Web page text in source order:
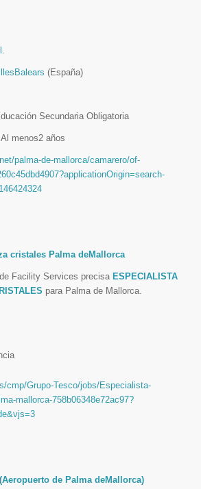
IllesBalears (España)
Secundaria Obligatoria
menos2 años
palma-de-mallorca/camarero/of-
cristales Palma deMallorca
Facility Services precisa ESPECIALISTA
para Palma de Mallorca.
cmp/Grupo-Tesco/jobs/Especialista-
mallorca-758b06348e72ac97?
de Palma deMallorca)